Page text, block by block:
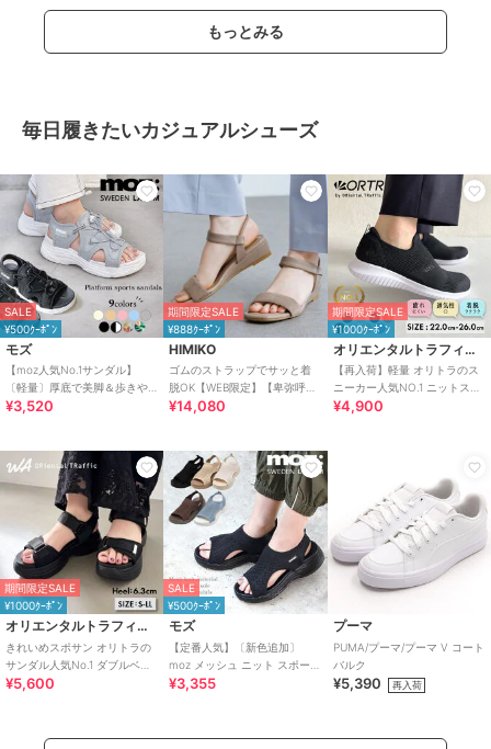
もっとみる
毎日履きたいカジュアルシューズ
SALE
¥500ｸｰﾎﾟﾝ
モズ
【moz人気No.1サンダル】
〔軽量〕厚底で美脚＆歩きや
すい！疲れにくいフィット感
¥3,520
期間限定SALE
¥888ｸｰﾎﾟﾝ
HIMIKO
ゴムのストラップでサッと着
脱OK【WEB限定】【卑弥呼
26SS】ゴムストラップサンダ
¥14,080
期間限定SALE
¥1000ｸｰﾎﾟﾝ
オリエンタルトラフィック
【再入荷】軽量 オリトラのス
ニーカー人気NO.1 ニットスニ
ーカー スリッポン /3709
¥4,900
期間限定SALE
¥1000ｸｰﾎﾟﾝ
オリエンタルトラフィック
きれいめスポサン オリトラの
サンダル人気No.1 ダブルベル
ト スポーツサンダル /42207
¥5,600
SALE
¥500ｸｰﾎﾟﾝ
モズ
【定番人気】〔新色追加〕
moz メッシュ ニット スポーツ
サンダル
¥3,355
プーマ
PUMA/プーマ/プーマ V コート
バルク
¥5,390 再入荷